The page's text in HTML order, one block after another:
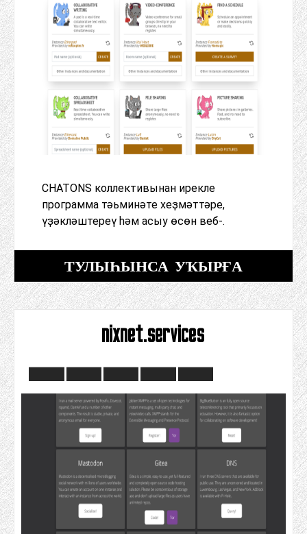
CHATONS коллективынан ирекле
программа тәьминәте хеҙмәттәре,
үҙәкләштереү һәм асыу өсөн веб-.
ТУЛЫҺЫНСА УҠЫРҒА
nixnet.services